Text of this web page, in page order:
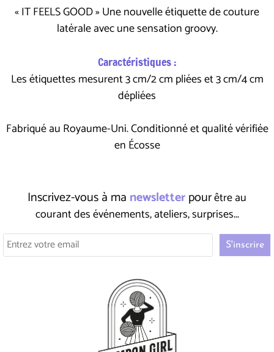
« IT FEELS GOOD » Une nouvelle étiquette de couture
latérale avec une sensation groovy.
Caractéristiques :
Les étiquettes mesurent 3 cm/2 cm pliées et 3 cm/4 cm
dépliées
Fabriqué au Royaume-Uni. Conditionné et qualité vérifiée
en Écosse
Inscrivez-vous à ma newsletterpourêtre au
courant des événements, ateliers, surprises...